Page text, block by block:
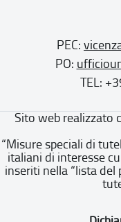
PEC:
PO:
TEL:
Sito web realizzato
“Misure speciali di
italiani di interesse
inseriti nella “lista